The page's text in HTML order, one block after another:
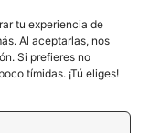
tu experiencia de
Al aceptarlas, nos
Si prefieres no
tímidas. ¡Tú eliges!